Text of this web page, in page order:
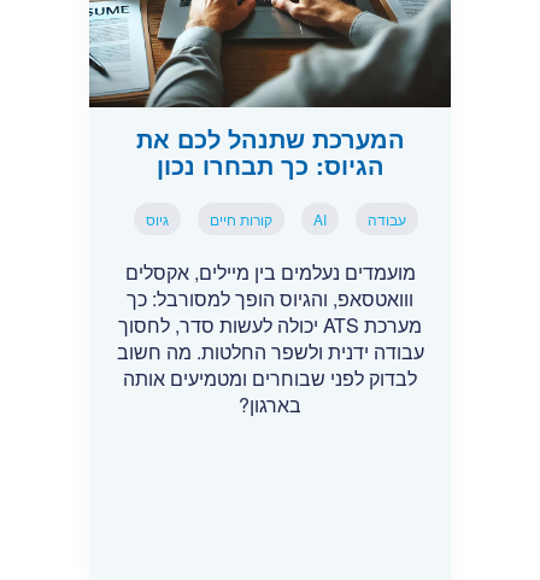
המערכת שתנהל לכם את
הגיוס: כך תבחרו נכון
עבודה AI קורות חיים גיוס
מועמדים נעלמים בין מיילים, אקסלים
ווואטסאפ, והגיוס הופך למסורבל: כך
מערכת ATS יכולה לעשות סדר, לחסוך
עבודה ידנית ולשפר החלטות. מה חשוב
לבדוק לפני שבוחרים ומטמיעים אותה
בארגון?